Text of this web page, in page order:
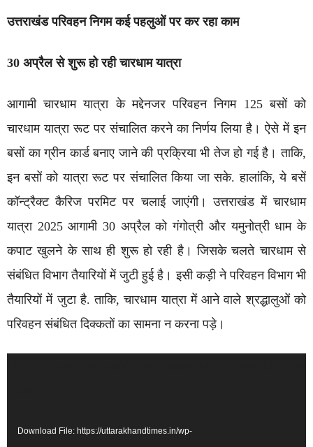
उत्तराखंड परिवहन निगम कई पहलुओं पर कर रहा काम
30 अप्रैल से शुरू हो रही चारधाम यात्रा
आगामी चारधाम यात्रा के मद्देनजर परिवहन निगम 125 बसों को
चारधाम यात्रा रूट पर संचालित करने का निर्णय लिया है। ऐसे में इन
बसों का ग्रीन कार्ड बनाए जाने की प्रक्रिया भी तेज हो गई है। ताकि,
इन बसों को यात्रा रूट पर संचालित किया जा सके. हालांकि, ये बसें
कॉन्ट्रैक्ट कैरिज परमिट पर चलाई जाएंगी। उत्तराखंड में चारधाम
यात्रा 2025 आगामी 30 अप्रैल को गंगोत्री और यमुनोत्री धाम के
कपाट खुलने के साथ ही शुरू हो रही है। जिसके चलते चारधाम से
संबंधित विभाग तैयारियों में जुटी हुई है। इसी कड़ी ने परिवहन विभाग भी
तैयारियों में जुटा है. ताकि, चारधाम यात्रा में आने वाले श्रद्धालुओं को
परिवहन संबंधित दिक्कतों का सामना न करना पड़े।
Download File: https://uttarakhandtimes.in/wp-